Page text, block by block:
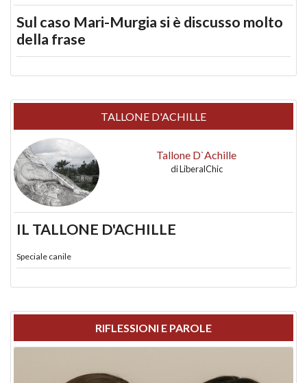
Sul caso Mari-Murgia si è discusso molto
della frase
TALLONE D'ACHILLE
Tallone D`Achille
diLiberalChic
IL TALLONE D'ACHILLE
Speciale canile
RIFLESSIONI E PAROLE